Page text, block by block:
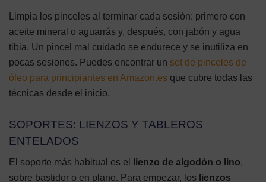
Limpia los pinceles al terminar cada sesión: primero con
aceite mineral o aguarrás y, después, con jabón y agua
tibia. Un pincel mal cuidado se endurece y se inutiliza en
pocas sesiones. Puedes encontrar un set de pinceles de
óleo para principiantes en Amazon.es que cubre todas las
técnicas desde el inicio.
SOPORTES: LIENZOS Y TABLEROS
ENTELADOS
El soporte más habitual es el lienzo de algodón o lino,
sobre bastidor o en plano. Para empezar, los lienzos